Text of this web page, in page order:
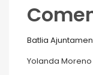
Batlia
Yolanda Moreno